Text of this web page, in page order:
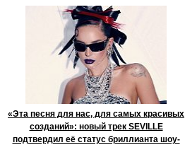
«Эта песня для нас, для самых красивых
созданий»: новый трек SEVILLE
подтвердил её статус бриллианта шоу-